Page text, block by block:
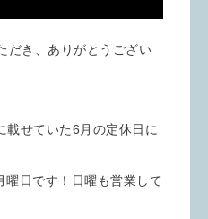
だき、ありがとうござい
載せていた6月の定休日に
日です！日曜も営業して